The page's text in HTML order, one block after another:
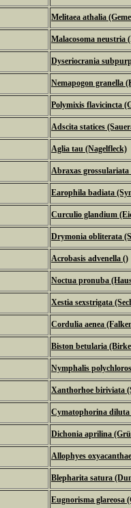
Melitaea athalia
Malacosoma neustria
Dyseriocrania
Nemapogon granella
Polymixis flavicincta
Adscita statices
Aglia tau (Nagelfleck)
Abraxas grossulariata
Earophila badiata
Curculio glandium
Drymonia obliterata
Acrobasis advenella ()
Noctua pronuba
Xestia sexstrigata
Cordulia aenea
Biston betularia
Nymphalis
Xanthorhoe biriviata
Cymatophorina
Dichonia aprilina
Allophyes
Blepharita satura
Eugnorisma glareosa